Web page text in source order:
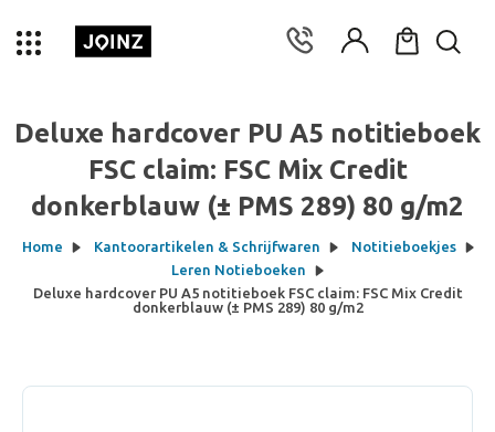
Deluxe hardcover PU A5 notitieboek
FSC claim: FSC Mix Credit
donkerblauw (± PMS 289) 80 g/m2
Home Kantoorartikelen & Schrijfwaren
Notitieboekjes
Leren Notieboeken
Deluxe hardcover PU A5 notitieboek FSC claim: FSC Mix Credit
donkerblauw (± PMS 289) 80 g/m2